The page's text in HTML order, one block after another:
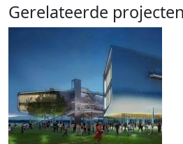
Gerelateerde projecten